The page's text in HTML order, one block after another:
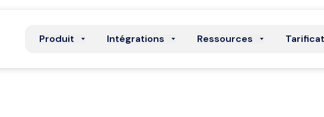
Produit Intégrations Ressources